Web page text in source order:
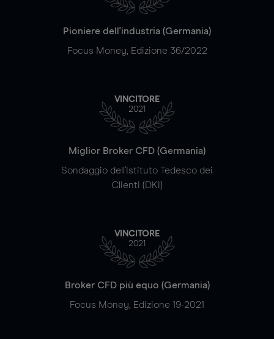
Pioniere dell'industria (Germania)
Focus Money, Edizione 36/2022
VINCITORE
2021
Miglior Broker CFD (Germania)
Sondaggio dell'Istituto Tedesco dei
Clienti (DKI)
VINCITORE
2021
Broker CFD più equo (Germania)
Focus Money, Edizione 19-2021